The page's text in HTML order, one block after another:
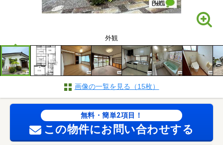
外観
画像の一覧を見る（15枚）
無料・簡単2項目！
この物件にお問い合わせする